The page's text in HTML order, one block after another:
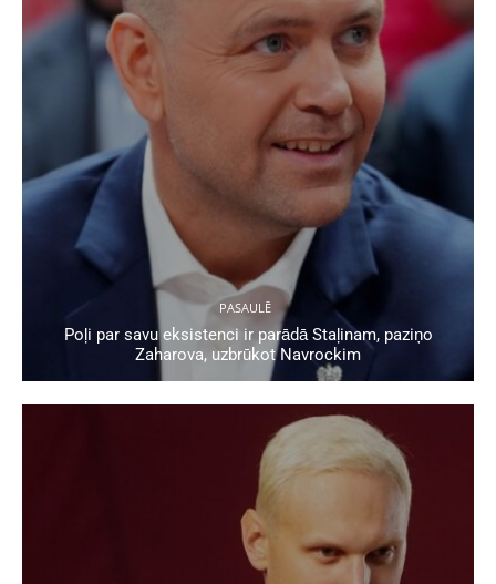
PASAULĒ
Poļi par savu eksistenci ir parādā Staļinam, paziņo
Zaharova, uzbrūkot Navrockim